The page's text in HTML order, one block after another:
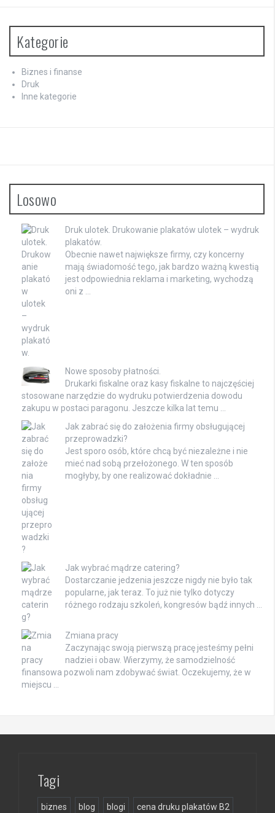
Kategorie
Biznes i finanse
Druk
Inne kategorie
Losowo
Druk ulotek. Drukowanie plakatów ulotek – wydruk
plakatów.
Obecnie nawet największe firmy, czy koncerny
mają świadomość tego, jak bardzo ważną kwestią
jest odpowiednia reklama i marketing, wychodzą
oni z …
Nowe sposoby płatności.
Drukarki fiskalne oraz kasy fiskalne to najczęściej
stosowane narzędzie do wydruku potwierdzenia dowodu
zakupu w postaci paragonu. Jeszcze kilka lat temu …
Jak zabrać się do założenia firmy obsługującej
przeprowadzki?
Jest sporo osób, które chcą być niezależne i nie
mieć nad sobą przełożonego. W ten sposób
mogłyby, by one realizować dokładnie …
Jak wybrać mądrze catering?
Dostarczanie jedzenia jeszcze nigdy nie było tak
popularne, jak teraz. To już nie tylko dotyczy
różnego rodzaju szkoleń, kongresów bądź innych …
Zmiana pracy
Zaczynając swoją pierwszą pracę jesteśmy pełni
nadziei i obaw. Wierzymy, że samodzielność
finansowa pozwoli nam zdobywać świat. Oczekujemy, że w
miejscu …
Tagi
biznes blog blogi cena druku plakatów B2